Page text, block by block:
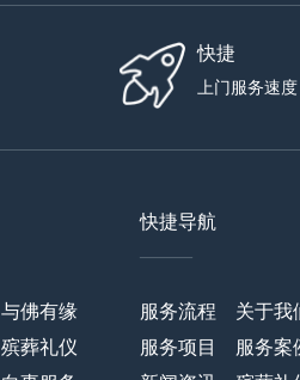
快捷
上门服务速度
与佛有缘
殡葬礼仪
快捷导航
——
服务流程
关于我
服务项目
服务案